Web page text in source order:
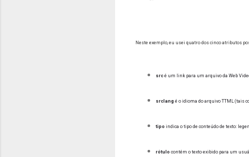
Neste exemplo, eu usei quatro dos cinco atributos
src é um link para um arquivo da Web
srclang é o idioma do arquivo TTML (tais
tipo indica o tipo de conteúdo de texto:
rótulo contém o texto exibido para um